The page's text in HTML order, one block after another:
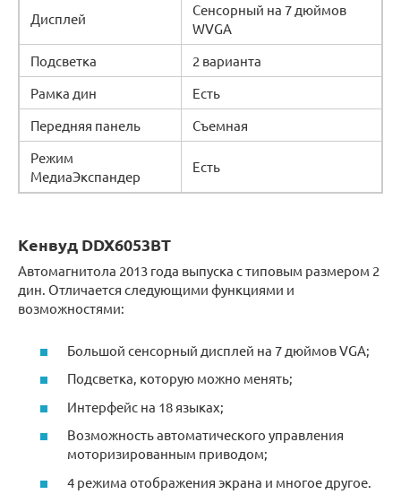
Дисплей
Сенсорный на 7 дюймов
WVGA
Подсветка
2 варианта
Рамка дин
Есть
Передняя панель
Съемная
Режим
МедиаЭкспандер
Есть
Кенвуд DDX6053BT
Автомагнитола 2013 года выпуска с типовым размером 2
дин. Отличается следующими функциями и
возможностями:
Большой сенсорный дисплей на 7 дюймов VGA;
Подсветка, которую можно менять;
Интерфейс на 18 языках;
Возможность автоматического управления
моторизированным приводом;
4 режима отображения экрана и многое другое.